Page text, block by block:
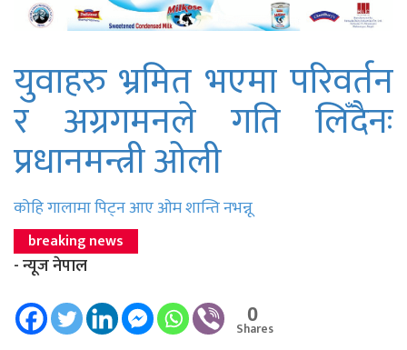
युवाहरु भ्रमित भएमा परिवर्तन
र अग्रगमनले गति लिँदैनः
प्रधानमन्त्री ओली
कोहि गालामा पिट्न आए ओम शान्ति नभन्नू
breaking news
- न्यूज नेपाल
0
Shares